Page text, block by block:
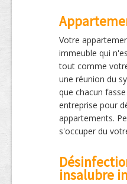
Votre
immeuble qui
tout comme
une réunion du
que chacun
entreprise pour
appartements.
s'occuper du
insalubre